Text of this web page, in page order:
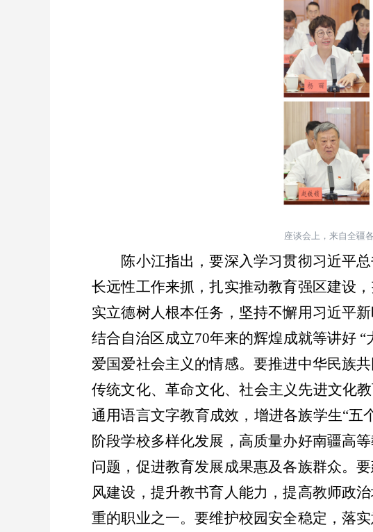
座谈会上，来自全疆
陈小江指出，要深入学习贯彻习近平总
长远性工作来抓，扎实推动教育强区建设
实立德树人根本任务，坚持不懈用习近平
结合自治区成立70年来的辉煌成就等讲好 “
爱国爱社会主义的情感。要推进中华民族
传统文化、革命文化、社会主义先进文化
通用语言文字教育成效，增进各族学生“五
阶段学校多样化发展，高质量办好南疆高
问题，促进教育发展成果惠及各族群众。
风建设，提升教书育人能力，提高教师政
重的职业之一。要维护校园安全稳定，落